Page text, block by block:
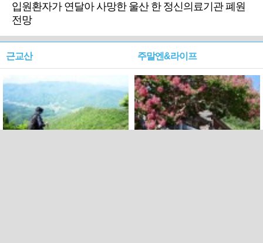
입원환자가 연달아 사망한 울산 한 정신의료기관 폐원
전망
근교산 주말엔&라이프